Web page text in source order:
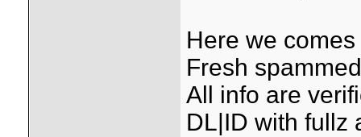
Here we
Fresh
All info are
DL|ID with fullz